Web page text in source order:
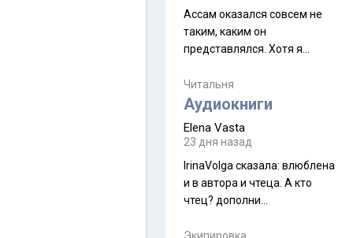
Ассам оказался совсем не
таким, каким он
представлялся. Хотя я
краешек, но все же схватила
ауру штата, как-то он меня
природа, мягкие
такая как бы переходная
ступень между привычной
нам Индией и остальными
Читальня
Аудиокниги
Elena Vasta
23 дня назад
IrinaVolga сказалa: влюблена
и в автора и чтеца. А кто
чтец? дополни